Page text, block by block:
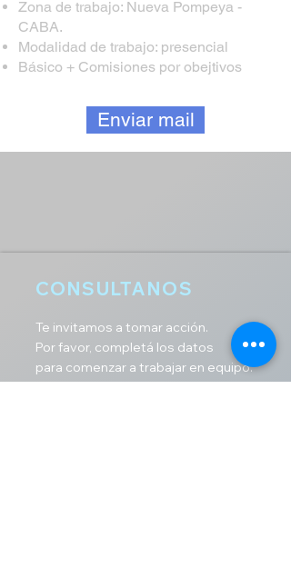
Zona de trabajo: Nueva Pompeya -
CABA.
Modalidad de trabajo: presencial
Básico + Comisiones por obejtivos
Enviar mail
CONSULTANOS
Te invitamos a tomar acción.
Por favor, completá los datos
para comenzar a trabajar en equipo.